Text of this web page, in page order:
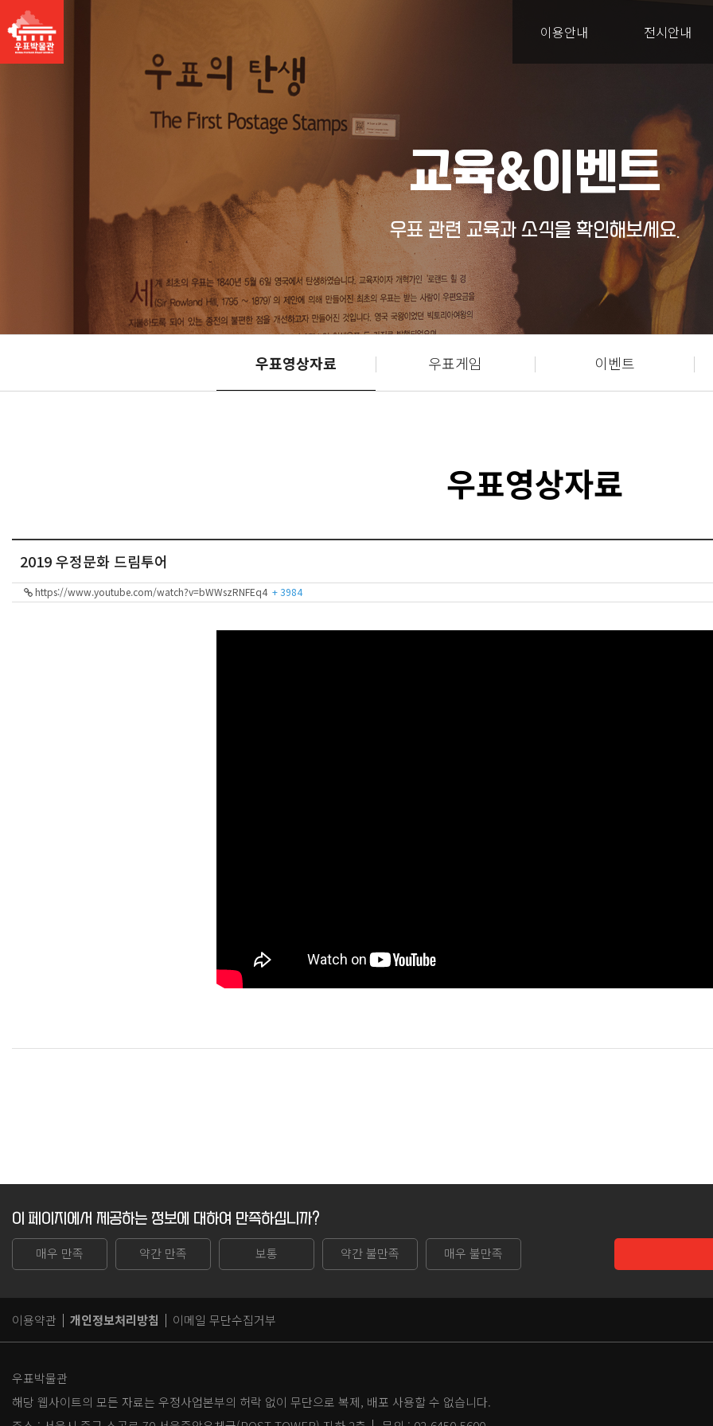
이용안내 전시안내
교육&이벤트
우표 관련 교육과 소식을 확인해보세요.
우표영상자료 우표게임 이벤트
우표영상자료
2019 우정문화 드림투어
https://www.youtube.com/watch?v=bWWszRNFEq4 + 3984
이 페이지에서 제공하는 정보에 대하여 만족하십니까?
매우 만족 약간 만족 보통 약간 불만족 매우 불만족
이용약관 개인정보처리방침 이메일 무단수집거부
우표박물관
해당 웹사이트의 모든 자료는 우정사업본부의 허락 없이 무단으로 복제, 배포 사용할 수 없습니다.